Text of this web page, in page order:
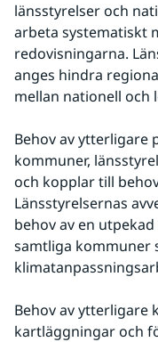
länsstyrelser och
arbeta systematiskt
redovisningarna.
anges hindra
mellan nationell och
Behov av ytterligare
kommuner,
och kopplar till
Länsstyrelsernas
behov av en
samtliga kommuner
Behov av ytterligare
kartläggningar och